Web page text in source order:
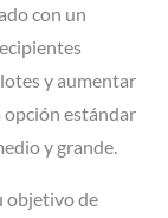
con un
y aumentar
estándar
y grande.
objetivo de